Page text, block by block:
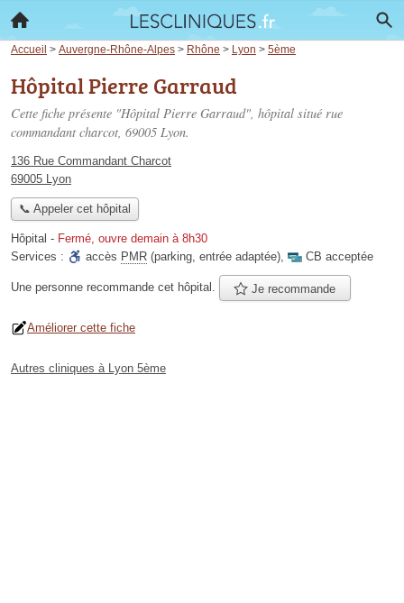
Accueil > Auvergne-Rhône-Alpes > Rhône > Lyon > 5ème
Hôpital Pierre Garraud
Cette fiche présente "Hôpital Pierre Garraud", hôpital situé rue
commandant charcot, 69005 Lyon.
136 Rue Commandant Charcot
69005 Lyon
📞 Appeler cet hôpital
Hôpital - Fermé, ouvre demain à 8h30
Services :
accès PMR (parking, entrée adaptée), CB acceptée
Une personne recommande cet hôpital. Je recommande
Améliorer cette fiche
Autres cliniques à Lyon 5ème